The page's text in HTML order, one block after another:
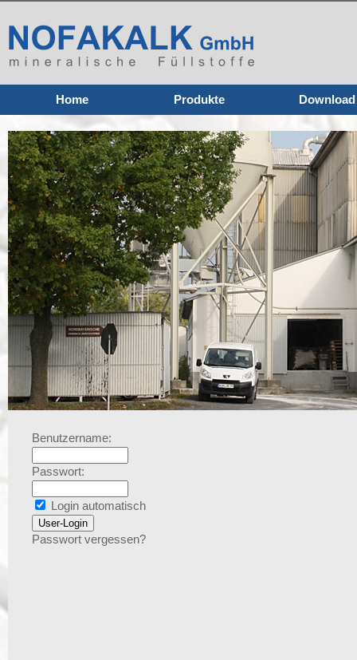
Home Produkte Download
Benutzername:
Passwort:
Login automatisch
Passwort vergessen?